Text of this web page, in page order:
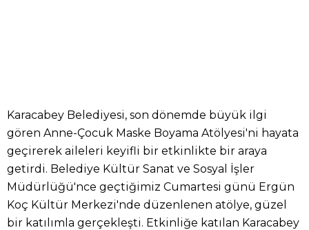
Karacabey Belediyesi, son dönemde büyük ilgi
gören Anne-Çocuk Maske Boyama Atölyesi'ni hayata
geçirerek aileleri keyifli bir etkinlikte bir araya
getirdi. Belediye Kültür Sanat ve Sosyal İşler
Müdürlüğü'nce geçtiğimiz Cumartesi günü Ergün
Koç Kültür Merkezi'nde düzenlenen atölye, güzel
bir katılımla gerçekleşti. Etkinliğe katılan Karacabey